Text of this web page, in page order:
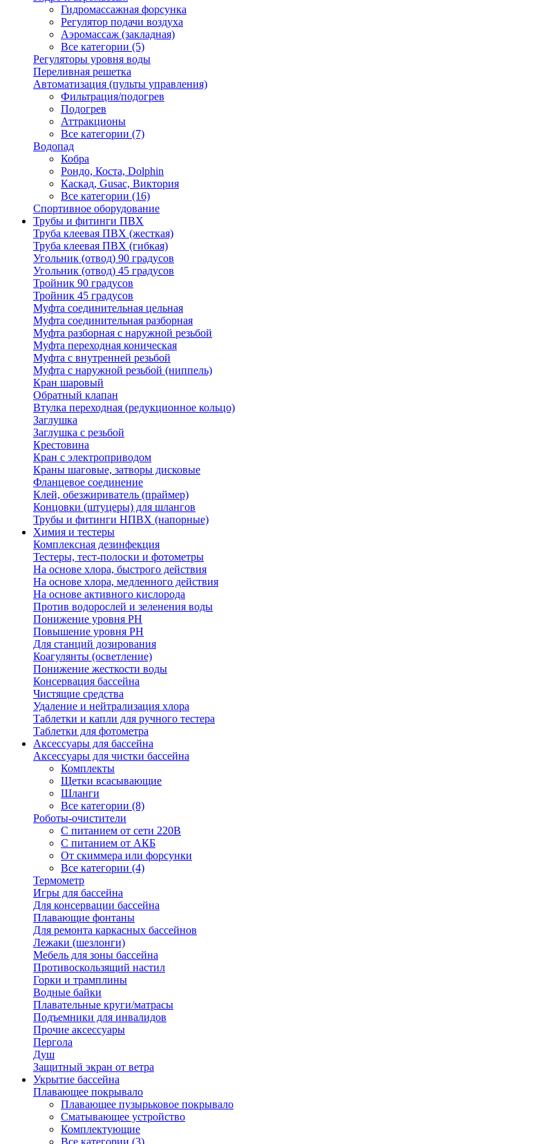
Гидромассажная форсунка
Регулятор подачи воздуха
Аэромассаж (закладная)
Все категории (5)
Регуляторы уровня воды
Переливная решетка
Автоматизация (пульты управления)
Фильтрация/подогрев
Подогрев
Аттракционы
Все категории (7)
Водопад
Кобра
Рондо, Коста, Dolphin
Каскад, Gusac, Виктория
Все категории (16)
Спортивное оборудование
Трубы и фитинги ПВХ
Труба клеевая ПВХ (жесткая)
Труба клеевая ПВХ (гибкая)
Угольник (отвод) 90 градусов
Угольник (отвод) 45 градусов
Тройник 90 градусов
Тройник 45 градусов
Муфта соединительная цельная
Муфта соединительная разборная
Муфта разборная с наружной резьбой
Муфта переходная коническая
Муфта с внутренней резьбой
Муфта с наружной резьбой (ниппель)
Кран шаровый
Обратный клапан
Втулка переходная (редукционное кольцо)
Заглушка
Заглушка с резьбой
Крестовина
Кран с электроприводом
Краны шаговые, затворы дисковые
Фланцевое соединение
Клей, обезжириватель (праймер)
Концовки (штуцеры) для шлангов
Трубы и фитинги НПВХ (напорные)
Химия и тестеры
Комплексная дезинфекция
Тестеры, тест-полоски и фотометры
На основе хлора, быстрого действия
На основе хлора, медленного действия
На основе активного кислорода
Против водорослей и зеленения воды
Понижение уровня РН
Повышение уровня РН
Для станций дозирования
Коагулянты (осветление)
Понижение жесткости воды
Консервация бассейна
Чистящие средства
Удаление и нейтрализация хлора
Таблетки и капли для ручного тестера
Таблетки для фотометра
Аксессуары для бассейна
Аксессуары для чистки бассейна
Комплекты
Щетки всасывающие
Шланги
Все категории (8)
Роботы-очистители
С питанием от сети 220В
С питанием от АКБ
От скиммера или форсунки
Все категории (4)
Термометр
Игры для бассейна
Для консервации бассейна
Плавающие фонтаны
Для ремонта каркасных бассейнов
Лежаки (шезлонги)
Мебель для зоны бассейна
Противоскользящий настил
Горки и трамплины
Водные байки
Плавательные круги/матрасы
Подъемники для инвалидов
Прочие аксессуары
Пергола
Душ
Защитный экран от ветра
Укрытие бассейна
Плавающее покрывало
Плавающее пузырьковое покрывало
Сматывающее устройство
Комплектующие
Все категории (3)